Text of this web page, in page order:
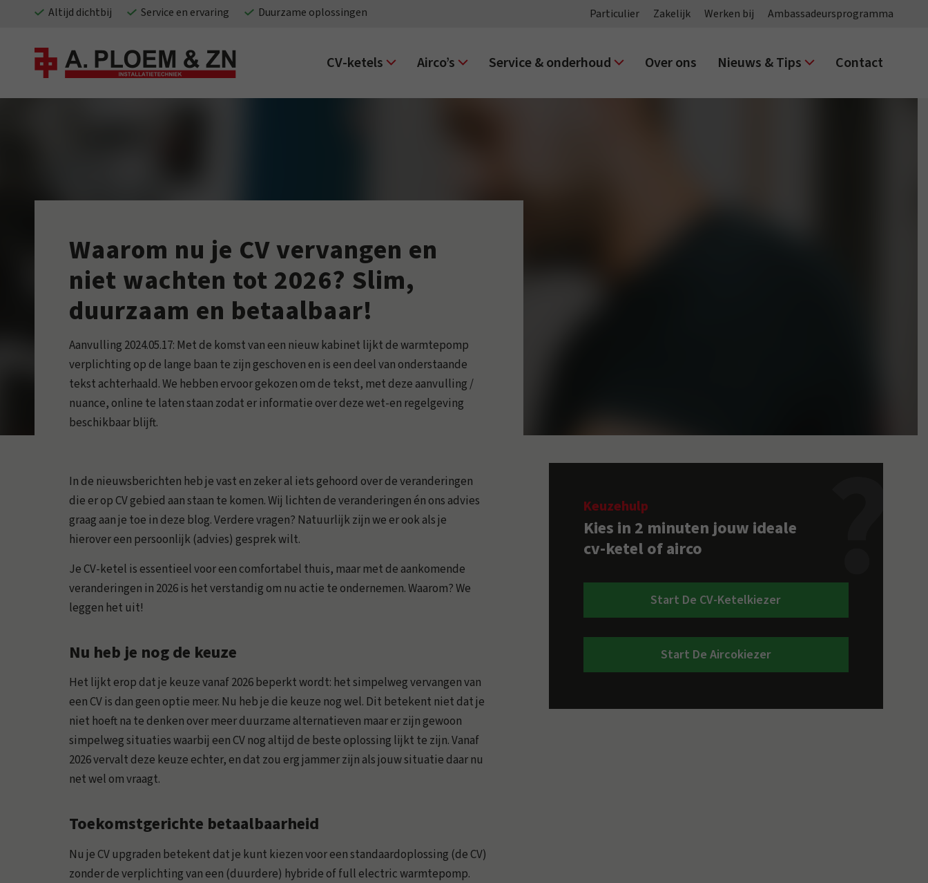
Particulier Zakelijk Werken bij Ambassadeursprogramma
Altijd dichtbij Service en ervaring Duurzame oplossingen
CV-ketels Airco’s Service & onderhoud Over ons Nieuws & Tips Contact
Waarom nu je CV vervangen en
niet wachten tot 2026? Slim,
duurzaam en betaalbaar!
Aanvulling 2024.05.17: Met de komst van een nieuw kabinet lijkt de warmtepomp
verplichting op de lange baan te zijn geschoven en is een deel van onderstaande
tekst achterhaald. We hebben ervoor gekozen om de tekst, met deze aanvulling /
nuance, online te laten staan zodat er informatie over deze wet-en regelgeving
beschikbaar blijft.
In de nieuwsberichten heb je vast en zeker al iets gehoord over de veranderingen
die er op CV gebied aan staan te komen. Wij lichten de veranderingen én ons advies
graag aan je toe in deze blog. Verdere vragen? Natuurlijk zijn we er ook als je
hierover een persoonlijk (advies) gesprek wilt.
Je CV-ketel is essentieel voor een comfortabel thuis, maar met de aankomende
veranderingen in 2026 is het verstandig om nu actie te ondernemen. Waarom? We
leggen het uit!
Nu heb je nog de keuze
Het lijkt erop dat je keuze vanaf 2026 beperkt wordt: het simpelweg vervangen van
een CV is dan geen optie meer. Nu heb je die keuze nog wel. Dit betekent niet dat je
niet hoeft na te denken over meer duurzame alternatieven maar er zijn gewoon
simpelweg situaties waarbij een CV nog altijd de beste oplossing lijkt te zijn. Vanaf
2026 vervalt deze keuze echter, en dat zou erg jammer zijn als jouw situatie daar nu
net wel om vraagt.
Toekomstgerichte betaalbaarheid
Nu je CV upgraden betekent dat je kunt kiezen voor een standaardoplossing (de CV)
zonder de verplichting van een (duurdere) hybride of full electric warmtepomp.
Keuzehulp
Kies in 2 minuten jouw ideale
cv-ketel of airco
Start De CV-Ketelkiezer
Start De Aircokiezer